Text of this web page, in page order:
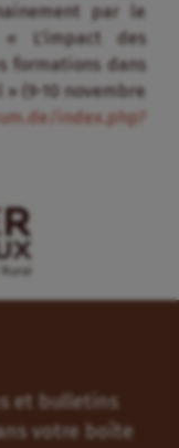
par le
L’impact des
formations dans
(9-10 novembre
index.php?
et bulletins
votre boîte